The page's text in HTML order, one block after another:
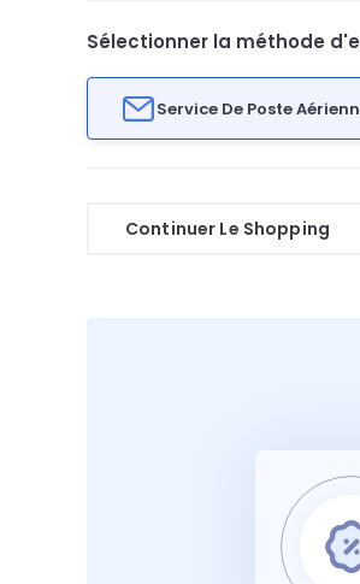
Sélectionner la méthode
Service De Poste
Continuer Le Shopping